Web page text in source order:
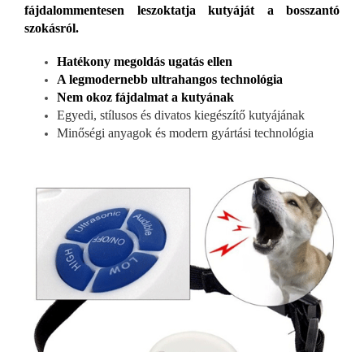
fájdalommentesen leszoktatja kutyáját a bosszantó
szokásról.
Hatékony megoldás ugatás ellen
A legmodernebb ultrahangos technológia
Nem okoz fájdalmat a kutyának
Egyedi, stílusos és divatos kiegészítő kutyájának
Minőségi anyagok és modern gyártási technológia